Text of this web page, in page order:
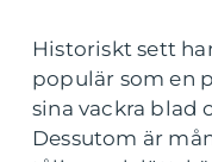
Historiskt sett
populär som en
sina vackra blad
Dessutom är